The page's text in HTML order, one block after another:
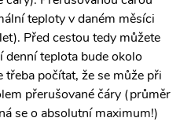
teploty v daném měsíci
Před cestou tedy můžete
denní teplota bude okolo
třeba počítat, že se může při
přerušované čáry (průměr
se o absolutní maximum!)